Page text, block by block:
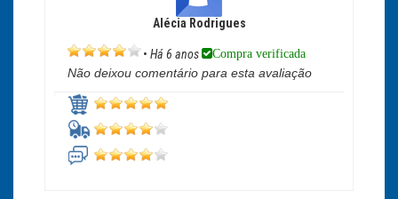
Alécia Rodrigues
• Há 6 anos Compra verificada
Não deixou comentário para esta avaliação